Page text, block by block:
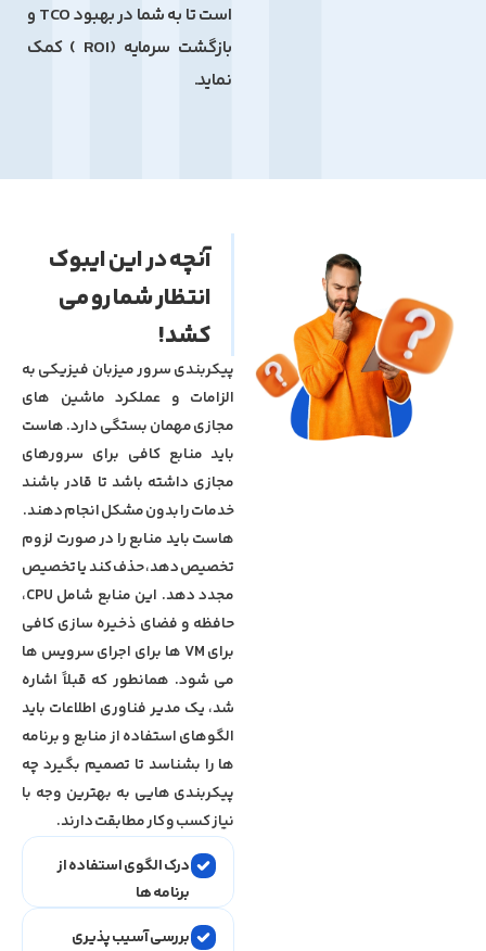
است تا به شما در بهبود TCO و
بازگشت سرمایه (ROI ) کمک
نماید.
آنچه در این ایبوک
انتظار شما رو می
کشد!
پیکربندی سرور میزبان فیزیکی به
الزامات و عملکرد ماشین های
مجازی مهمان بستگی دارد. هاست
باید منابع کافی برای سرورهای
مجازی داشته باشد تا قادر باشند
خدمات را بدون مشکل انجام دهند.
هاست باید منابع را در صورت لزوم
تخصیص دهد، حذف کند یا تخصیص
مجدد دهد. این منابع شامل CPU،
حافظه و فضای ذخیره ‌سازی کافی
برای VM ها برای اجرای سرویس ‌ها
می ‌شود. همانطور که قبلاً اشاره
شد، یک مدیر فناوری اطلاعات باید
الگوهای استفاده از منابع و برنامه
‌ها را بشناسد تا تصمیم بگیرد چه
پیکربندی ‌هایی به بهترین وجه با
نیاز کسب ‌و کار مطابقت دارند.
درک الگوی استفاده از
برنامه ها
بررسی آسیب پذیری